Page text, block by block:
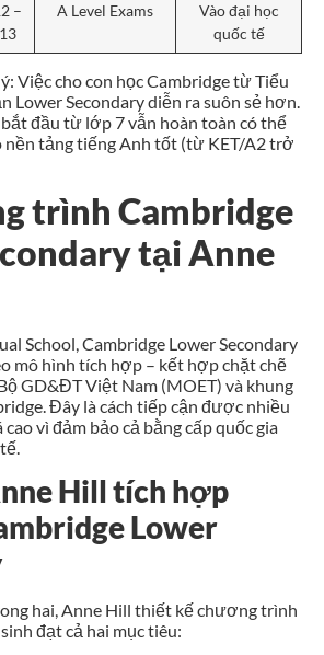
–
13
A Level Exams
Vào đại học
quốc tế
Việc cho con học Cambridge từ Tiểu
Lower Secondary diễn ra suôn sẻ hơn.
bắt đầu từ lớp 7 vẫn hoàn toàn có thể
nền tảng tiếng Anh tốt (từ KET/A2 trở
trình Cambridge
tại Anne
School, Cambridge Lower Secondary
mô hình tích hợp – kết hợp chặt chẽ
GD&ĐT Việt Nam (MOET) và khung
Đây là cách tiếp cận được nhiều
vì đảm bảo cả bằng cấp quốc gia
Hill tích hợp
Lower
hai, Anne Hill thiết kế chương trình
đạt cả hai mục tiêu: